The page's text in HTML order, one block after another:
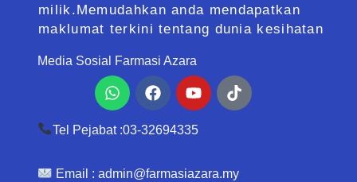
milik.Memudahkan anda mendapatkan
maklumat terkini tentang dunia kesihatan
Media Sosial Farmasi Azara
WhatsappFacebookYoutubeTiktok
Tel Pejabat :03-32694335
Email : admin@farmasiazara.my